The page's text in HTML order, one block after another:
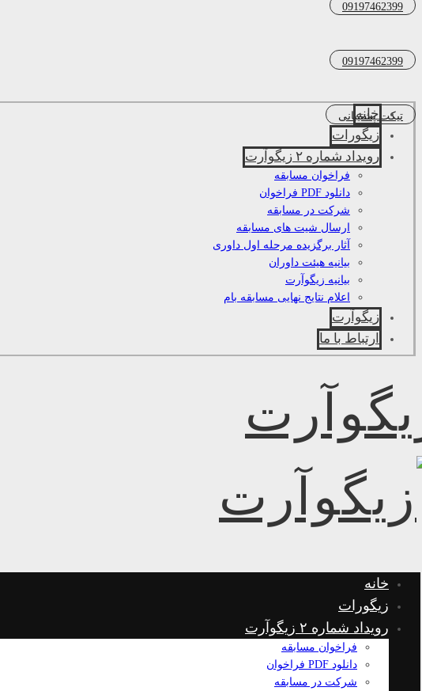
09197462399
09197462399
تیکت پشتیبانی
خانه
زیگورات
رویداد شماره ۲ زیگوآرت
فراخوان مسابقه
دانلود PDF فراخوان
شرکت در مسابقه
ارسال شیت های مسابقه
آثار برگزیده مرحله اول داوری
بیانیه هیئت داوران
بیانیه زیگوآرت
اعلام نتایج نهایی مسابقه بام
زیگوآرت
ارتباط با ما
خانه
زیگورات
رویداد شماره ۲ زیگوآرت
فراخوان مسابقه
دانلود PDF فراخوان
شرکت در مسابقه